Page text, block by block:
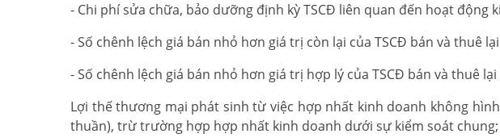
- Chi phí sửa chữa, bảo dưỡng định kỳ TSCĐ liên quan đến hoạt động
- Số chênh lệch giá bán nhỏ hơn giá trị còn lại của TSCĐ bán và thuê
- Số chênh lệch giá bán nhỏ hơn giá trị hợp lý của TSCĐ bán và thuê
Lợi thế thương mại phát sinh từ việc hợp nhất kinh doanh không
thuần), trừ trường hợp hợp nhất kinh doanh dưới sự kiểm soát chung;